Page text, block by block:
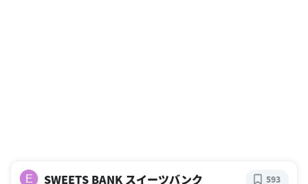
E SWEETS BANK スイーツバンク 593